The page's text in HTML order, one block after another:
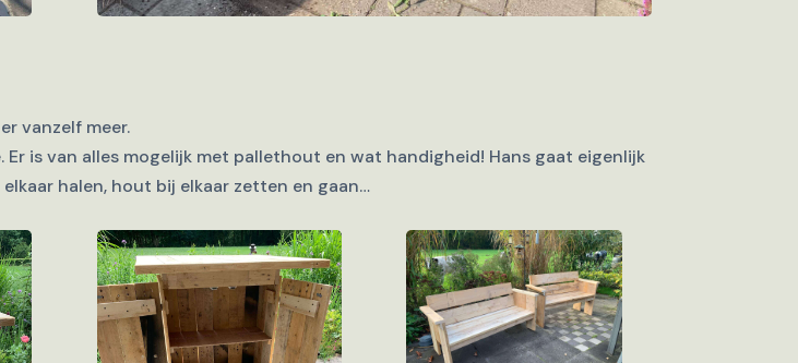
vanzelf meer.
is van alles mogelijk met pallethout en wat handigheid! Hans gaat eigenlijk
halen, hout bij elkaar zetten en gaan…